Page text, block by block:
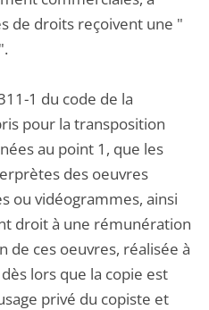
de droits reçoivent une "
1 du code de la
pour la transposition
au point 1, que les
des oeuvres
ou vidéogrammes, ainsi
droit à une rémunération
ces oeuvres, réalisée à
lors que la copie est
privé du copiste et